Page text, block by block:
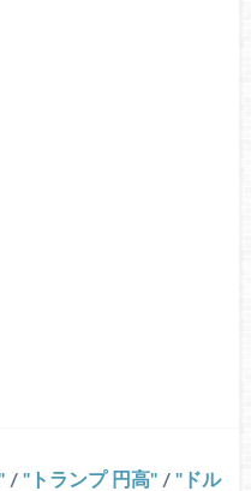
/ トランプ 円高 /
ドル